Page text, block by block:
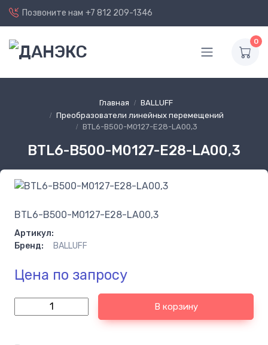
Позвоните нам +7 812 209-1346
0
Главная
BALLUFF
Преобразователи линейных перемещений
BTL6-B500-M0127-E28-LA00,3
BTL6-B500-M0127-E28-LA00,3
BTL6-B500-M0127-E28-LA00,3
Артикул:
Бренд:
BALLUFF
Цена по запросу
В корзину